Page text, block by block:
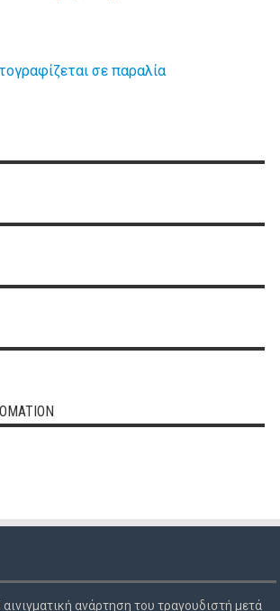
σε παραλία
ανάρτηση του τραγουδιστή μετά